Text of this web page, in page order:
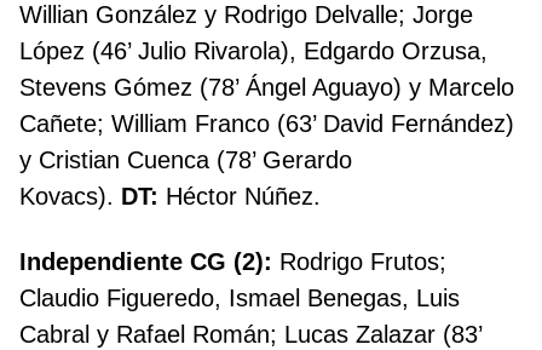
Willian González y Rodrigo Delvalle; Jorge
López (46’ Julio Rivarola), Edgardo Orzusa,
Stevens Gómez (78’ Ángel Aguayo) y Marcelo
Cañete; William Franco (63’ David Fernández)
y Cristian Cuenca (78’ Gerardo
Kovacs). DT: Héctor Núñez.
Independiente CG (2): Rodrigo Frutos;
Claudio Figueredo, Ismael Benegas, Luis
Cabral y Rafael Román; Lucas Zalazar (83’